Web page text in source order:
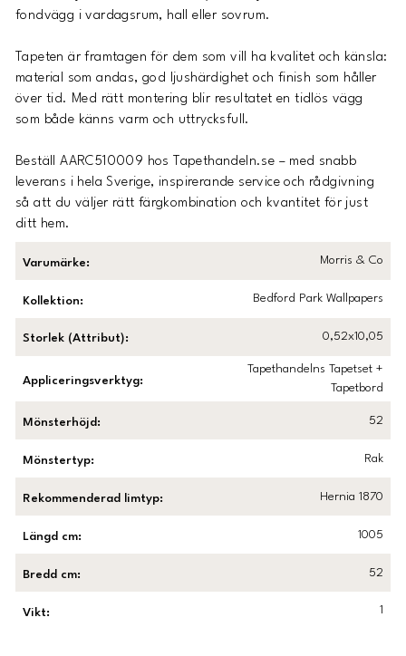
fondvägg i vardagsrum, hall eller sovrum.
Tapeten är framtagen för dem som vill ha kvalitet och känsla:
material som andas, god ljushärdighet och finish som håller
över tid. Med rätt montering blir resultatet en tidlös vägg
som både känns varm och uttrycksfull.
BeställAARC510009 hos Tapethandeln.se – med snabb
leverans i hela Sverige, inspirerande service och rådgivning
så att du väljer rätt färgkombination och kvantitet för just
ditt hem.
Varumärke: Morris & Co
Kollektion: Bedford Park Wallpapers
Storlek (Attribut): 0,52x10,05
Appliceringsverktyg:
Tapethandelns Tapetset +
Tapetbord
Mönsterhöjd : 52
Mönstertyp: Rak
Rekommenderad limtyp: Hernia 1870
Längd cm: 1005
Bredd cm: 52
Vikt: 1